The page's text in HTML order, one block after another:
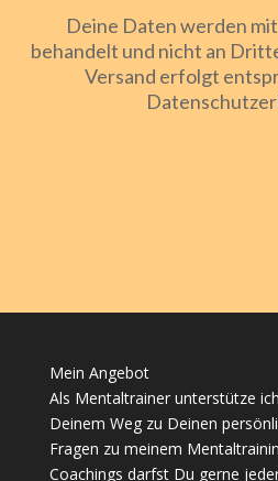
Deine Daten werden
behandelt und nicht an
Versand erfolgt
Mein Angebot
Als Mentaltrainer unterstütze
Deinem Weg zu Deinen
Fragen zu meinem
Coachings darfst Du gerne